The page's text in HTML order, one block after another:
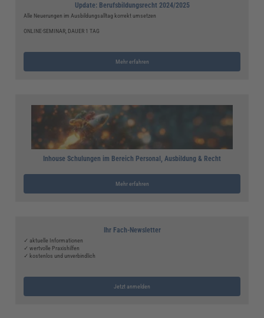
Update: Berufsbildungsrecht 2024/2025
Alle Neuerungen im Ausbildungsalltag korrekt umsetzen
ONLINE-SEMINAR, DAUER 1 TAG
Mehr erfahren
Inhouse Schulungen im Bereich Personal, Ausbildung & Recht
Mehr erfahren
Ihr Fach-Newsletter
✓ aktuelle Informationen
✓ wertvolle Praxishilfen
✓ kostenlos und unverbindlich
Jetzt anmelden